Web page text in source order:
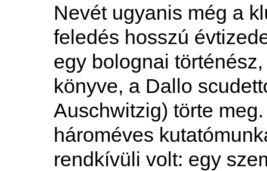
Nevét ugyanis még a
feledés hosszú
egy bolognai
könyve, a Dallo
Auschwitzig) törte
hároméves
rendkívüli volt: egy